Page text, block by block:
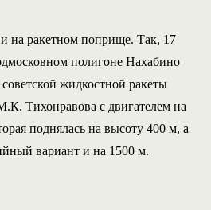
на ракетном поприще. Так, 17
полигоне Нахабино
жидкостной ракеты
Тихонравова с двигателем на
поднялась на высоту 400 м, а
вариант и на 1500 м.